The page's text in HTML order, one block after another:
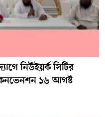
নিউইয়র্ক সিটির
কনভেনশন ১৬ আগষ্ট